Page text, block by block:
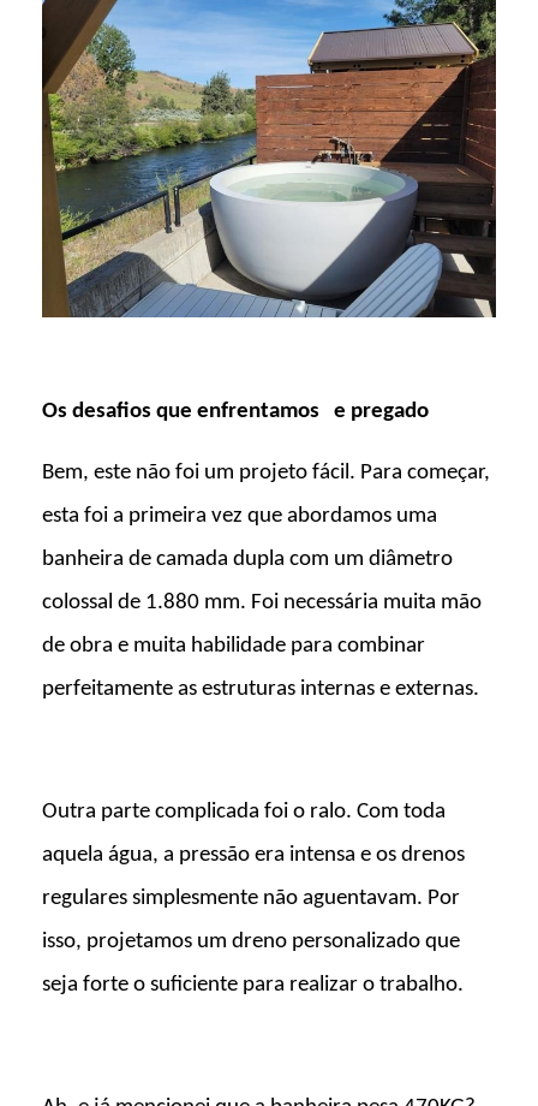
Os desafios que enfrentamos e pregado
Bem, este não foi um projeto fácil. Para começar,
esta foi a primeira vez que abordamos uma
banheira de camada dupla com um diâmetro
colossal de 1.880 mm. Foi necessária muita mão
de obra e muita habilidade para combinar
perfeitamente as estruturas internas e externas.
Outra parte complicada foi o ralo. Com toda
aquela água, a pressão era intensa e os drenos
regulares simplesmente não aguentavam. Por
isso, projetamos um dreno personalizado que
seja forte o suficiente para realizar o trabalho.